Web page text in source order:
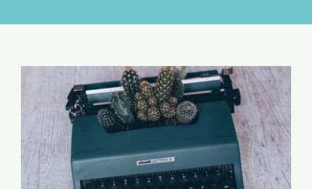
Aktion